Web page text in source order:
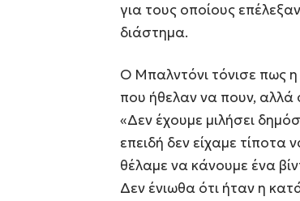
για τους οποίους
διάστημα.
Ο Μπαλντόνι τόνισε πως
που ήθελαν να πουν, αλλά
«Δεν έχουμε μιλήσει
επειδή δεν είχαμε
θέλαμε να κάνουμε ένα
Δεν ένιωθα ότι ήταν η